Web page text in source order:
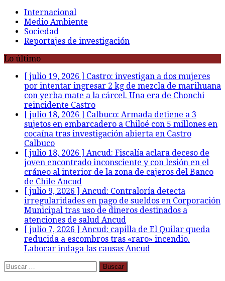
Internacional
Medio Ambiente
Sociedad
Reportajes de investigación
Lo último
[ julio 19, 2026 ] Castro: investigan a dos mujeres
por intentar ingresar 2 kg de mezcla de marihuana
con yerba mate a la cárcel. Una era de Chonchi
reincidente Castro
[ julio 18, 2026 ] Calbuco: Armada detiene a 3
sujetos en embarcadero a Chiloé con 5 millones en
cocaína tras investigación abierta en Castro
Calbuco
[ julio 18, 2026 ] Ancud: Fiscalía aclara deceso de
joven encontrado inconsciente y con lesión en el
cráneo al interior de la zona de cajeros del Banco
de Chile Ancud
[ julio 9, 2026 ] Ancud: Contraloría detecta
irregularidades en pago de sueldos en Corporación
Municipal tras uso de dineros destinados a
atenciones de salud Ancud
[ julio 7, 2026 ] Ancud: capilla de El Quilar queda
reducida a escombros tras «raro» incendio.
Labocar indaga las causas Ancud
Buscar: